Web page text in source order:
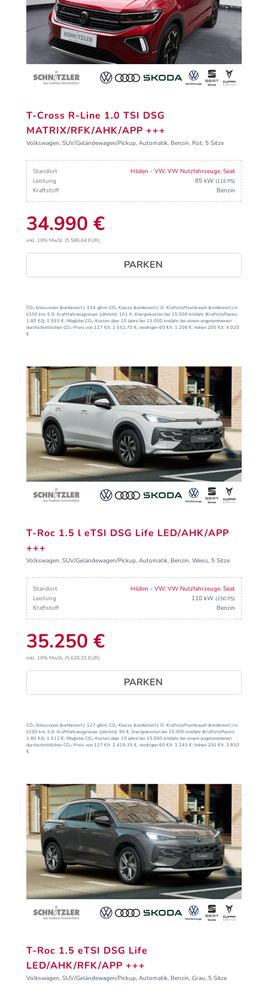
T-Cross R-Line 1.0 TSI DSG
MATRIX/RFK/AHK/APP +++
Volkswagen, SUV/Geländewagen/Pickup, Automatik, Benzin, Rot, 5 Sitze
Standort
Hilden - VW, VW Nutzfahrzeuge, Seat
Leistung
85 kW (116 PS)
Kraftstoff Benzin
34.990 €
inkl. 19% MwSt. (5.586,64 EUR)
PARKEN
CO₂ Emissionen (kombiniert): 134 g/km;CO₂ Klasse (kombiniert):D;Kraftstoffverbrauch (kombiniert) in
l/100 km:5,9;Kraftfahrzeugsteuer (jährlich): 101 €;Energiekosten bei 15.000 km/Jahr (Kraftstoffpreis:
1,80 €/l): 1.593 €;Mögliche CO₂-Kosten über 10 Jahre bei 15.000 km/Jahr bei einem angenommenen
durchschnittlichen CO₂-Preis von 127 €/t:2.552,70 €; niedrigen 60 €/t: 1.206 €; hohen 200 €/t: 4.020
€
T-Roc 1.5 l eTSI DSG Life LED/AHK/APP
+++
Volkswagen, SUV/Geländewagen/Pickup, Automatik, Benzin, Weiss, 5 Sitze
Standort
Hilden - VW, VW Nutzfahrzeuge, Seat
Leistung
110 kW (150 PS)
Kraftstoff Benzin
35.250 €
inkl. 19% MwSt. (5.628,15 EUR)
PARKEN
CO₂ Emissionen (kombiniert): 127 g/km;CO₂ Klasse (kombiniert):D;Kraftstoffverbrauch (kombiniert) in
l/100 km:5,6;Kraftfahrzeugsteuer (jährlich):96 €;Energiekosten bei 15.000 km/Jahr (Kraftstoffpreis:
1,80 €/l): 1.512 €;Mögliche CO₂-Kosten über 10 Jahre bei 15.000 km/Jahr bei einem angenommenen
durchschnittlichen CO₂-Preis von 127 €/t:2.419,35 €; niedrigen 60 €/t: 1.143 €; hohen 200 €/t: 3.810
€
T-Roc 1.5 eTSI DSG Life
LED/AHK/RFK/APP +++
Volkswagen, SUV/Geländewagen/Pickup, Automatik, Benzin, Grau, 5 Sitze